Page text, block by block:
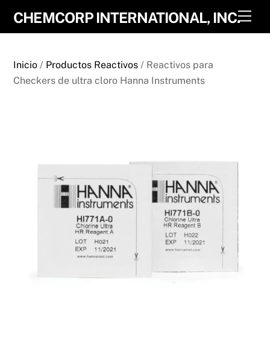
CHEMCORP INTERNATIONAL, INC.
Inicio / Productos Reactivos / Reactivos para
Checkers de ultra cloro Hanna Instruments